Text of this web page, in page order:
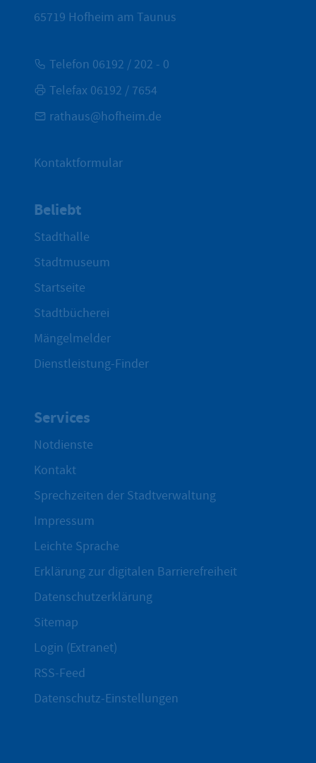
65719 Hofheim am Taunus
Telefon 06192 / 202 - 0
Telefax 06192 / 7654
rathaus@hofheim.de
Kontaktformular
Beliebt
Stadthalle
Stadtmuseum
Startseite
Stadtbücherei
Mängelmelder
Dienstleistung-Finder
Services
Notdienste
Kontakt
Sprechzeiten der Stadtverwaltung
Impressum
Leichte Sprache
Erklärung zur digitalen Barrierefreiheit
Datenschutzerklärung
Sitemap
Login (Extranet)
RSS-Feed
Datenschutz-Einstellungen